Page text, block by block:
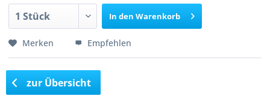
In den Warenkorb
Merken Empfehlen
zur Übersicht